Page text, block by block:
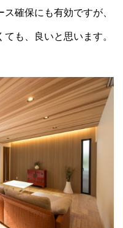
確保にも有効ですが、
も、良いと思います。